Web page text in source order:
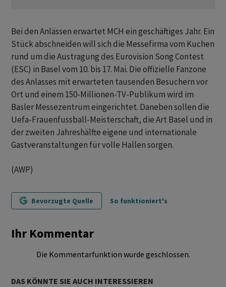
Bei den Anlässen erwartet MCH ein geschäftiges Jahr. Ein
Stück abschneiden will sich die Messefirma vom Kuchen
rund um die Austragung des Eurovision Song Contest
(ESC) in Basel vom 10. bis 17. Mai. Die offizielle Fanzone
des Anlasses mit erwarteten tausenden Besuchern vor
Ort und einem 150-Millionen-TV-Publikum wird im
Basler Messezentrum eingerichtet. Daneben sollen die
Uefa-Frauenfussball-Meisterschaft, die Art Basel und in
der zweiten Jahreshälfte eigene und internationale
Gastveranstaltungen für volle Hallen sorgen.
(AWP)
Bevorzugte Quelle So funktioniert's
Ihr Kommentar
Die Kommentarfunktion wurde geschlossen.
DAS KÖNNTE SIE AUCH INTERESSIEREN